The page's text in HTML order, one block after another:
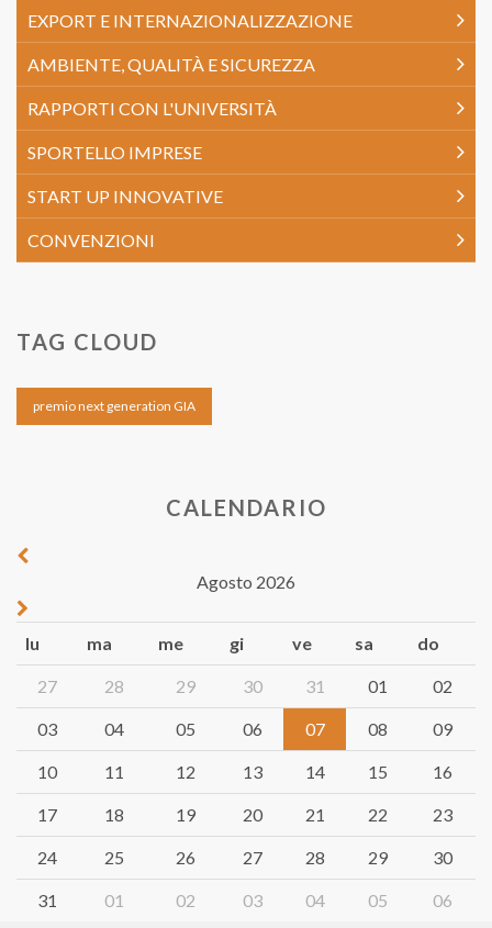
EXPORT E INTERNAZIONALIZZAZIONE
AMBIENTE, QUALITÀ E SICUREZZA
RAPPORTI CON L'UNIVERSITÀ
SPORTELLO IMPRESE
START UP INNOVATIVE
CONVENZIONI
TAG CLOUD
premio next generation GIA
CALENDARIO
Agosto 2026
lu ma me gi ve sa do
27 28 29 30 31 01 02
03 04 05 06 07 08 09
10 11 12 13 14 15 16
17 18 19 20 21 22 23
24 25 26 27 28 29 30
31 01 02 03 04 05 06